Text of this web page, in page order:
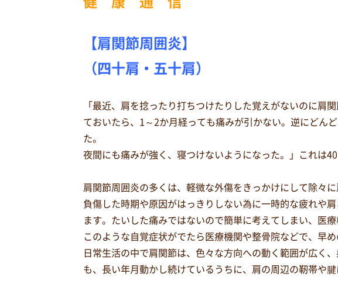
【肩関節周囲炎】
（四十肩・五十肩）
「最近、肩を捻ったり打ちつけたりした覚えがないのに肩
ておいたら、1～2か月経っても痛みが引かない。逆にどん
た。
夜間にも痛みが強く、寝つけないようになった。」これは
肩関節周囲炎の多くは、軽微な外傷をきっかけにして除々
負傷した時期や原因がはっきりしない為に一時的な疲れや
ます。たいした痛みではないので簡単に考えてしまい、医
このような自覚症状がでたら医療機関や整骨院などで、早め
日常生活の中で肩関節は、色々な方向への動く範囲が広く
も、長い年月動かし続けているうちに、肩の周辺の靭帯や腱